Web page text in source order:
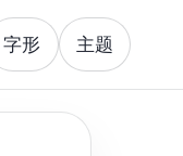
字形 主题